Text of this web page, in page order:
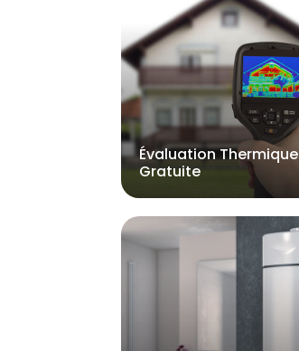
Évaluation Thermique
Gratuite